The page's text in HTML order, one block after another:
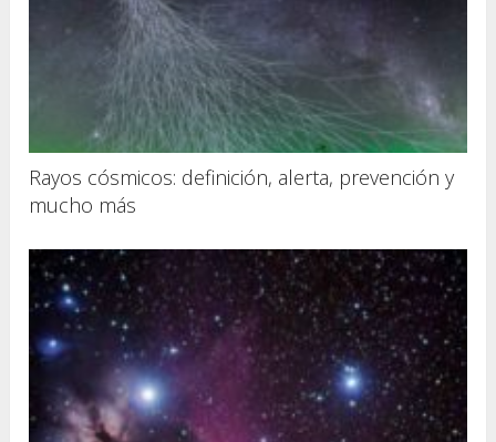
Rayos cósmicos: definición, alerta, prevención y
mucho más